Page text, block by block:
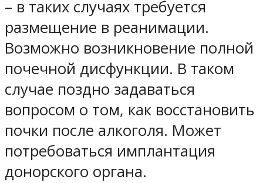
– в таких случаях требуется
размещение в реанимации.
Возможно возникновение полной
почечной дисфункции. В таком
случае поздно задаваться
вопросом о том, как восстановить
почки после алкоголя. Может
потребоваться имплантация
донорского органа.